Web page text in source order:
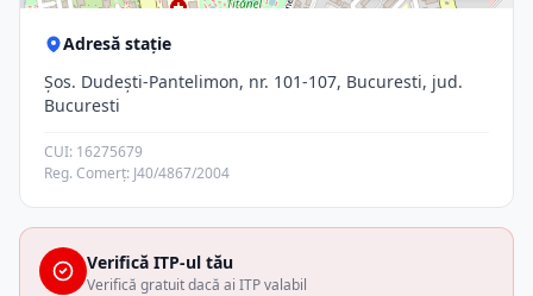
Adresă stație
Şos. Dudeşti-Pantelimon, nr. 101-107, Bucuresti, jud.
Bucuresti
CUI: 16275679
Reg. Comerț: J40/4867/2004
Verifică ITP-ul tău
Verifică gratuit dacă ai ITP valabil